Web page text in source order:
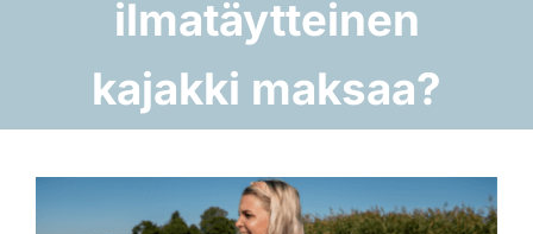
SUP-laudat
ilmatäytteinen
kajakki maksaa?
kuvaa